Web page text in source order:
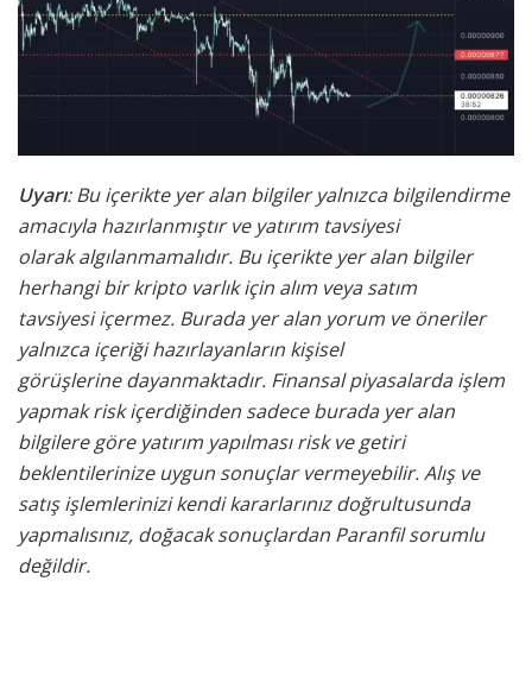
Uyarı: Bu içerikte yer alan bilgiler yalnızca bilgilendirme
amacıyla hazırlanmıştır ve yatırım tavsiyesi
olarakalgılanmamalıdır. Bu içerikte yer alan bilgiler
herhangi bir kripto varlık için alım veya satım
tavsiyesiiçermez. Burada yer alan yorum ve öneriler
yalnızca içeriği hazırlayanların kişisel
görüşlerinedayanmaktadır. Finansal piyasalarda işlem
yapmak risk içerdiğinden sadece burada yer alan
bilgileregöre yatırım yapılması risk ve getiri
beklentilerinize uygun sonuçlar vermeyebilir. Alış ve
satış işlemlerinizi kendi kararlarınız doğrultusunda
yapmalısınız, doğacak sonuçlardan Paranfil sorumlu
değildir.